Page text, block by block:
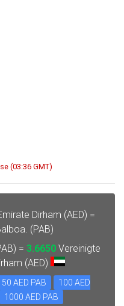
(03:36 GMT)
Dirham (AED) =
(PAB)
= 3.6650Vereinigte
(AED)
50 AED PAB
100 AED
1000 AED PAB